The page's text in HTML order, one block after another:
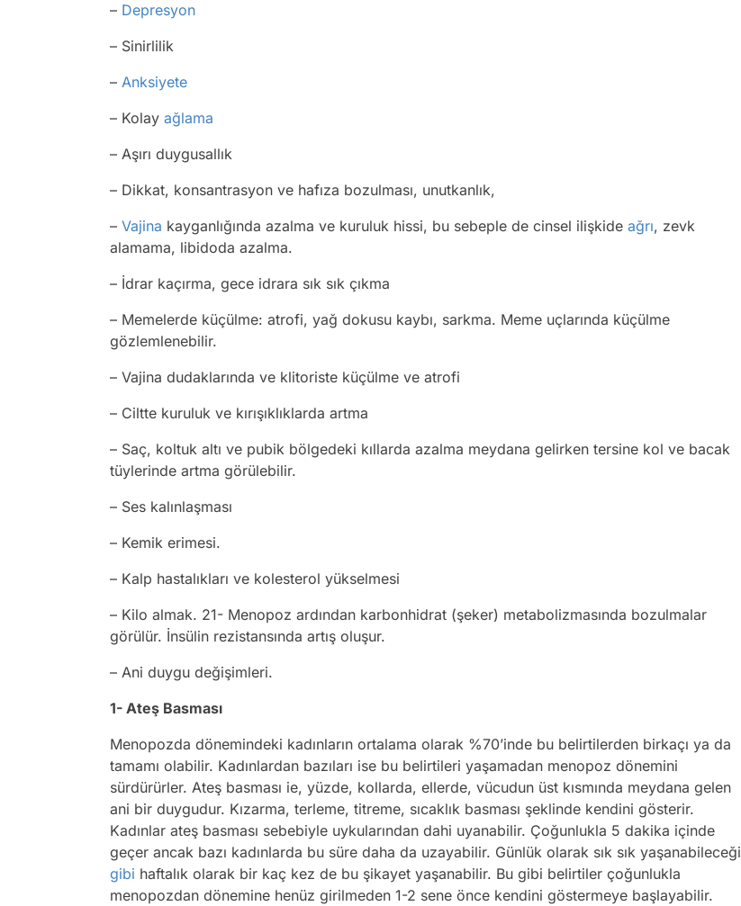
– Depresyon
– Sinirlilik
– Anksiyete
– Kolay ağlama
– Aşırı duygusallık
– Dikkat, konsantrasyon ve hafıza bozulması, unutkanlık,
– Vajina kayganlığında azalma ve kuruluk hissi, bu sebeple de cinsel ilişkide ağrı, zevk
alamama, libidoda azalma.
– İdrar kaçırma, gece idrara sık sık çıkma
– Memelerde küçülme: atrofi, yağ dokusu kaybı, sarkma. Meme uçlarında küçülme
gözlemlenebilir.
– Vajina dudaklarında ve klitoriste küçülme ve atrofi
– Ciltte kuruluk ve kırışıklıklarda artma
– Saç, koltuk altı ve pubik bölgedeki kıllarda azalma meydana gelirken tersine kol ve bacak
tüylerinde artma görülebilir.
– Ses kalınlaşması
– Kemik erimesi.
– Kalp hastalıkları ve kolesterol yükselmesi
– Kilo almak. 21- Menopoz ardından karbonhidrat (şeker) metabolizmasında bozulmalar
görülür. İnsülin rezistansında artış oluşur.
– Ani duygu değişimleri.
1- Ateş Basması
Menopozda dönemindeki kadınların ortalama olarak %70’inde bu belirtilerden birkaçı ya da
tamamı olabilir. Kadınlardan bazıları ise bu belirtileri yaşamadan menopoz dönemini
sürdürürler. Ateş basması ie, yüzde, kollarda, ellerde, vücudun üst kısmında meydana gelen
ani bir duygudur. Kızarma, terleme, titreme, sıcaklık basması şeklinde kendini gösterir.
Kadınlar ateş basması sebebiyle uykularından dahi uyanabilir. Çoğunlukla 5 dakika içinde
geçer ancak bazı kadınlarda bu süre daha da uzayabilir. Günlük olarak sık sık yaşanabileceği
gibi haftalık olarak bir kaç kez de bu şikayet yaşanabilir. Bu gibi belirtiler çoğunlukla
menopozdan dönemine henüz girilmeden 1-2 sene önce kendini göstermeye başlayabilir.